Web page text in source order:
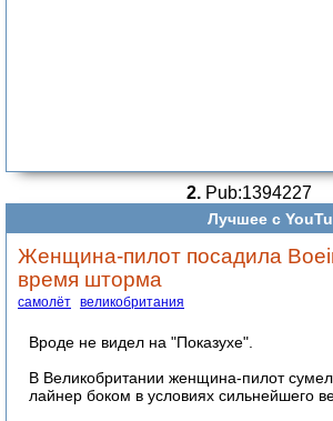
2.Pub:1394227
Лучшее с
Женщина-пилот посадила
время шторма
самолёт великобритания
Вроде не видел на "Показухе".
В Великобритании женщина-пилот
лайнер боком в условиях сильнейшего